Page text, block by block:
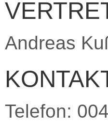
Andreas
Telefon: